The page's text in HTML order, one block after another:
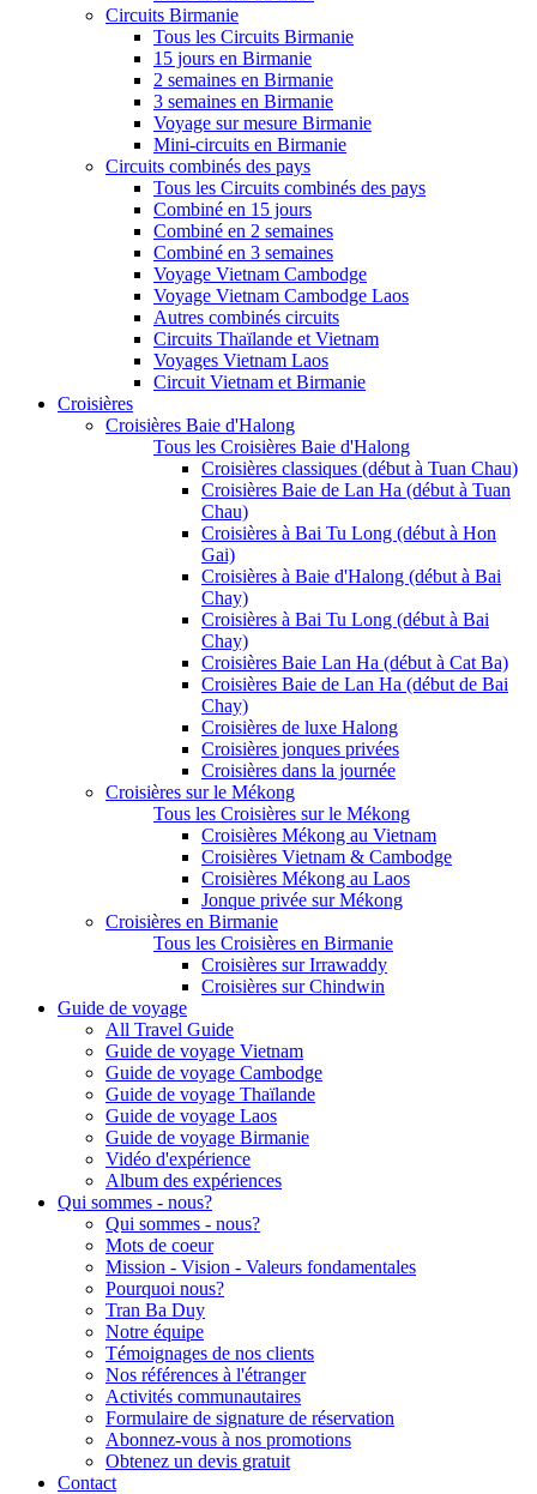
Circuits Birmanie
Tous les Circuits Birmanie
15 jours en Birmanie
2 semaines en Birmanie
3 semaines en Birmanie
Voyage sur mesure Birmanie
Mini-circuits en Birmanie
Circuits combinés des pays
Tous les Circuits combinés des pays
Combiné en 15 jours
Combiné en 2 semaines
Combiné en 3 semaines
Voyage Vietnam Cambodge
Voyage Vietnam Cambodge Laos
Autres combinés circuits
Circuits Thaïlande et Vietnam
Voyages Vietnam Laos
Circuit Vietnam et Birmanie
Croisières
Croisières Baie d'Halong
Tous les Croisières Baie d'Halong
Croisières classiques (début à Tuan Chau)
Croisières Baie de Lan Ha (début à Tuan
Chau)
Croisières à Bai Tu Long (début à Hon
Gai)
Croisières à Baie d'Halong (début à Bai
Chay)
Croisières à Bai Tu Long (début à Bai
Chay)
Croisières Baie Lan Ha (début à Cat Ba)
Croisières Baie de Lan Ha (début de Bai
Chay)
Croisières de luxe Halong
Croisières jonques privées
Croisières dans la journée
Croisières sur le Mékong
Tous les Croisières sur le Mékong
Croisières Mékong au Vietnam
Croisières Vietnam & Cambodge
Croisières Mékong au Laos
Jonque privée sur Mékong
Croisières en Birmanie
Tous les Croisières en Birmanie
Croisières sur Irrawaddy
Croisières sur Chindwin
Guide de voyage
All Travel Guide
Guide de voyage Vietnam
Guide de voyage Cambodge
Guide de voyage Thaïlande
Guide de voyage Laos
Guide de voyage Birmanie
Vidéo d'expérience
Album des expériences
Qui sommes - nous?
Qui sommes - nous?
Mots de coeur
Mission - Vision - Valeurs fondamentales
Pourquoi nous?
Tran Ba Duy
Notre équipe
Témoignages de nos clients
Nos références à l'étranger
Activités communautaires
Formulaire de signature de réservation
Abonnez-vous à nos promotions
Obtenez un devis gratuit
Contact